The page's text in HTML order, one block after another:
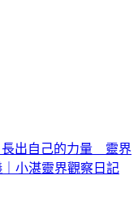
出自己的力量 靈界
小湛靈界觀察日記